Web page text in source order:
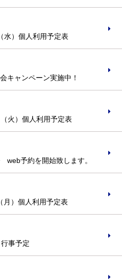
ム
水）個人利用予定表
キャンペーン実施中！
火）個人利用予定表
予約を開始致します。
月）個人利用予定表
事予定